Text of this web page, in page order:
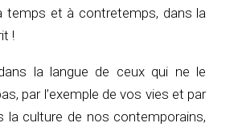
temps et à contretemps, dans la
!
la langue de ceux qui ne le
par l’exemple de vos vies et par
la culture de nos contemporains,